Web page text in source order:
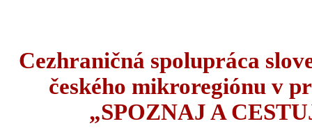
Cezhraničná spolupráca
českého mikroregiónu v
„SPOZNAJ A